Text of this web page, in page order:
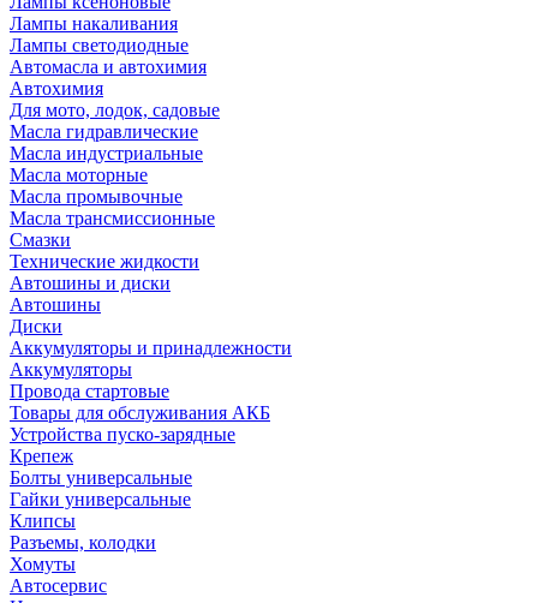
Лампы накаливания
Лампы светодиодные
Автомасла и автохимия
Автохимия
Для мото, лодок, садовые
Масла гидравлические
Масла индустриальные
Масла моторные
Масла промывочные
Масла трансмиссионные
Смазки
Технические жидкости
Автошины и диски
Автошины
Диски
Аккумуляторы и принадлежности
Аккумуляторы
Провода стартовые
Товары для обслуживания АКБ
Устройства пуско-зарядные
Крепеж
Болты универсальные
Гайки универсальные
Клипсы
Разъемы, колодки
Хомуты
Автосервис